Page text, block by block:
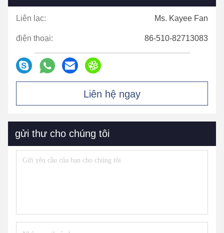
Liên lạc: Ms. Kayee Fan
điện thoại: 86-510-82713083
Liên hệ ngay
gửi thư cho chúng tôi